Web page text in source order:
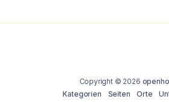
Copyright © 2026
Kategorien
Seiten Orte